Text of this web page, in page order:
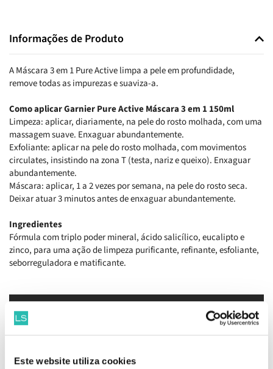
Este website utiliza cookies
Informações de Produto
A Máscara 3 em 1 Pure Active limpa a pele em profundidade,
remove todas as impurezas e suaviza-a.
Como aplicar Garnier Pure Active Máscara 3 em 1 150ml
Limpeza: aplicar, diariamente, na pele do rosto molhada, com uma
massagem suave. Enxaguar abundantemente.
Exfoliante: aplicar na pele do rosto molhada, com movimentos
circulates, insistindo na zona T (testa, nariz e queixo). Enxaguar
abundantemente.
Máscara: aplicar, 1 a 2 vezes por semana, na pele do rosto seca.
Deixar atuar 3 minutos antes de enxaguar abundantemente.
Ingredientes
Fórmula com triplo poder mineral, ácido salicílico, eucalipto e
zinco, para uma ação de limpeza purificante, refinante, esfoliante,
seborreguladora e matificante.